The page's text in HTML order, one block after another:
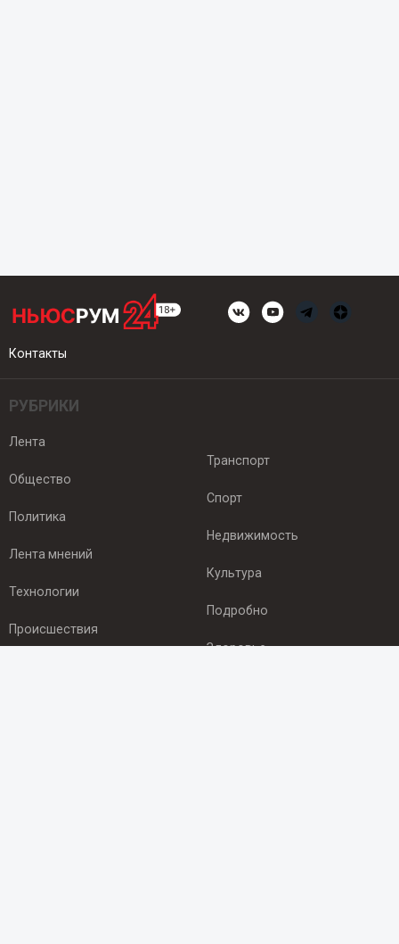
Контакты
РУБРИКИ
Лента
Общество
Политика
Лента мнений
Технологии
Происшествия
Транспорт
Спорт
Недвижимость
Культура
Подробно
Здоровье